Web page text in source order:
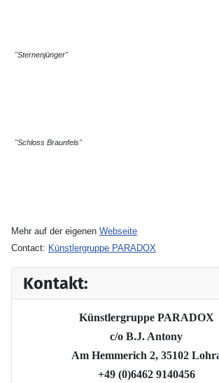
"Sternenjünger"
"Schloss Braunfels"
Mehr auf der eigenen Webseite
Contact: Künstlergruppe PARADOX
Kontakt:
Künstlergruppe PARADOX
c/o B.J. Antony
Am Hemmerich 2, 35102
+49 (0)6462 9140456